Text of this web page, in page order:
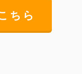
ちら